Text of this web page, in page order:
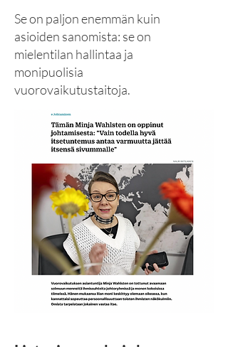
Se on paljon enemmän kuin
asioiden sanomista: se on
mielentilan hallintaa ja
monipuolisia
vuorovaikutustaitoja.